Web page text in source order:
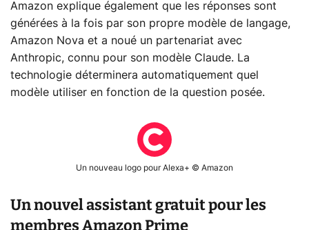
Amazon explique également que les réponses sont
générées à la fois par son propre modèle de langage,
Amazon Nova et a noué un partenariat avec
Anthropic, connu pour son modèle Claude. La
technologie déterminera automatiquement quel
modèle utiliser en fonction de la question posée.
Un nouveau logo pour Alexa+ © Amazon
Un nouvel assistant gratuit pour les
membres Amazon Prime